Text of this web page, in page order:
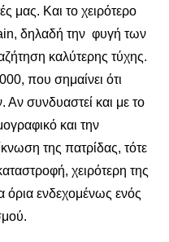
μας. Και το χειρότερο
δηλαδή την φυγή των
καλύτερης τύχης.
που σημαίνει ότι
Αν συνδυαστεί και με το
και την
της πατρίδας, τότε
χειρότερη της
όρια ενδεχομένως ενός